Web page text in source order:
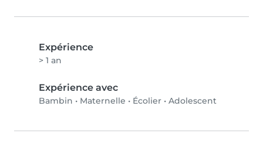
Expérience
> 1 an
Expérience avec
Bambin • Maternelle • Écolier • Adolescent